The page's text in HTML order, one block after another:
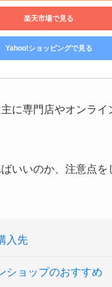
楽天市場で見る
Yahoo!ショッピングで見る
に専門店やオンライ
いいのか、注意点を
入先
ショップのおすすめ